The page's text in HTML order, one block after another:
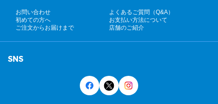
お問い合わせ
よくあるご質問（Q&A）
初めての方へ
お支払い方法について
ご注文からお届けまで
店舗のご紹介
SNS